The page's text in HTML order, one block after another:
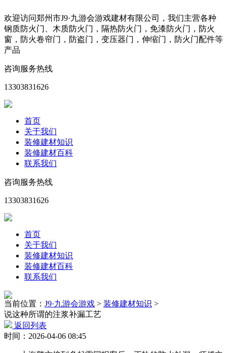
欢迎访问郑州市J9·九游会游戏建材有限公司，我们主营各种
钢质防火门、木质防火门，隔热防火门，免漆防火门，防火
窗，防火卷帘门，防盗门，变压器门，伸缩门，防火门配件等
产品
咨询服务热线
13303831626
首页
关于我们
装修建材知识
装修建材百科
联系我们
咨询服务热线
13303831626
首页
关于我们
装修建材知识
装修建材百科
联系我们
当前位置： J9·九游会游戏 > 装修建材知识 >
说这种所谓的注浆补漏工艺
返回列表
时间：2026-04-06 08:45